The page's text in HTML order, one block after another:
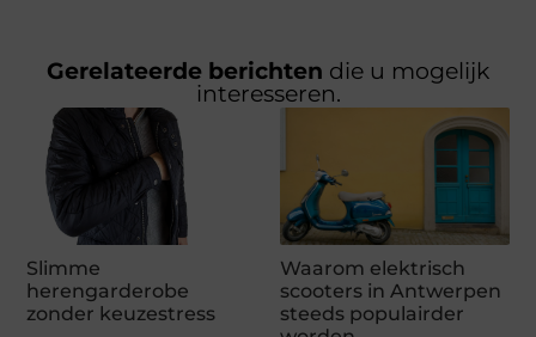
Gerelateerde berichten die u mogelijk
interesseren.
Slimme
herengarderobe
zonder keuzestress
Waarom elektrisch
scooters in Antwerpen
steeds populairder